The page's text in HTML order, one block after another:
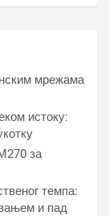
мрежама
истоку:
за
темпа:
и пад